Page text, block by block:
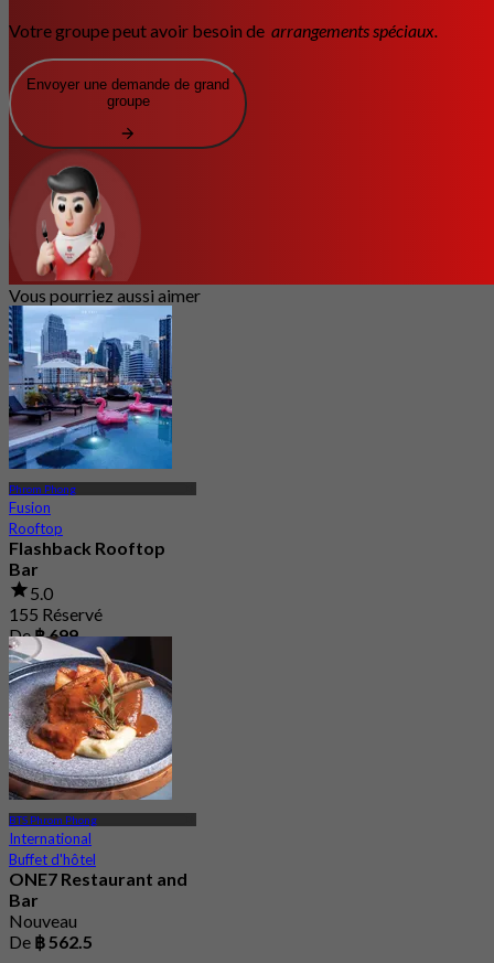
Votre groupe peut avoir besoin de arrangements spéciaux.
Envoyer une demande de grand
groupe
Vous pourriez aussi aimer
Phrom Phong
Fusion
Rooftop
Flashback Rooftop
Bar
5.0
155 Réservé
De฿ 699
BTS Phrom Phong
International
Buffet d'hôtel
ONE7 Restaurant and
Bar
Nouveau
De ฿ 562.5